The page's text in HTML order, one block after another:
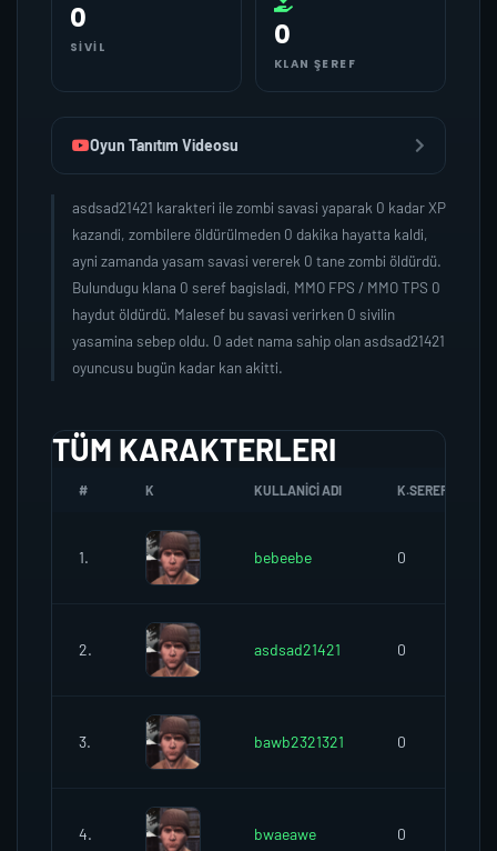
0
SIVIL 0
KLAN ŞEREF
Oyun Tanıtım Videosu
asdsad21421 karakteri ile zombi savasi yaparak 0 kadar XP
kazandi, zombilere öldürülmeden 0 dakika hayatta kaldi,
ayni zamanda yasam savasi vererek 0 tane zombi öldürdü.
Bulundugu klana 0 seref bagisladi, MMO FPS / MMO TPS 0
haydut öldürdü. Malesef bu savasi verirken 0 sivilin
yasamina sebep oldu. 0 adet nama sahip olan asdsad21421
oyuncusu bugün kadar kan akitti.
TÜM KARAKTERLERI
# K KULLANICI ADI K.SEREFI
1. bebeebe 0
2. asdsad21421 0
3. bawb2321321 0
4. bwaeawe 0